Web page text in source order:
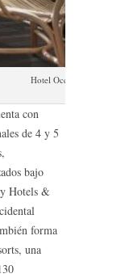
Hotel Occidental
con
de 4 y 5
bajo
Hotels &
forma
una